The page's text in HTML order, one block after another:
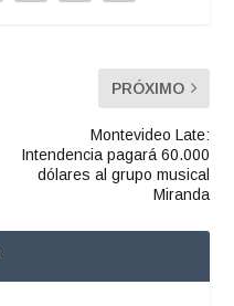
PRÓXIMO
Montevideo Late:
Intendencia pagará 60.000
dólares al grupo musical
Miranda